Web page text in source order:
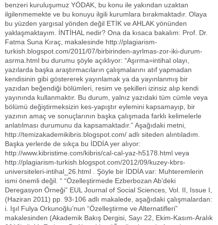
benzeri kuruluşumuz YÖDAK, bu konu ile yakından uzaktan
ilgilenmemekte ve bu konuyu ilgili kurumlara bırakmaktadır. Olaya
bu yüzden yargısal yönden değil ETİK ve AHLAK yönünden
yaklaşmaktayım. İNTİHAL nedir? Ona da kısaca bakalım: Prof. Dr.
Fatma Suna Kıraç, makalesinde http://plagiarism-
turkish.blogspot.com/2011/07/birbirinden-ayrlmas-zor-iki-durum-
asrma.html bu durumu şöyle açıklıyor: “Aşırma=intihal olayı,
yazılarda başka araştırmacıların çalışmalarını atıf yapmadan
kendisinin gibi göstererek yayınlamak ya da yayınlanmış bir
yazıdan beğendiği bölümleri, resim ve şekilleri izinsiz alıp kendi
yayınında kullanmaktır. Bu durum, yalnız yazıdaki tüm cümle veya
bölümü değiştirmeksizin kes-yapıştır eylemini kapsamayıp, bir
yazının amaç ve sonuçlarının başka çalışmada farklı kelimelerle
anlatılması durumunu da kapsamaktadır.” Aşağıdaki metni,
http://temizakademikibris.blogspot.com/ adlı siteden alıntıladım.
Başka yerlerde de sıkça bu İDDİA yer alıyor:
http://www.kibristime.com/kibris/cal-cal-yaz-h5178.html veya
http://plagiarism-turkish.blogspot.com/2012/09/kuzey-kbrs-
universiteleri-intihal_26.html . Şöyle bir İDDİA var: Muhteremlerin
ismi önemli değil. “ “Özelleştirmede Ezberbozan Ab’deki
Deregasyon Örneği” EUL Journal of Social Sciences, Vol. II, Issue I,
(Haziran 2011) pp. 93-106 adlı makalede, aşağıdaki çalışmalardan:
i. Işıl Fulya Orkunoğlu’nun “Özelleştirme ve Alternatifleri”
makalesinden (Akademik Bakış Dergisi, Sayı 22, Ekim-Kasım-Aralık